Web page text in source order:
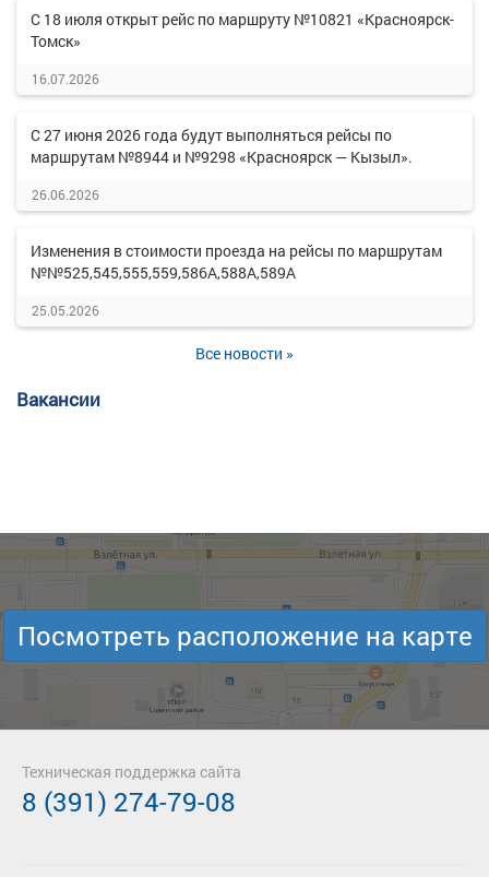
С 18 июля открыт рейс по маршруту №10821 «Красноярск-
Томск»
16.07.2026
С 27 июня 2026 года будут выполняться рейсы по
маршрутам №8944 и №9298 «Красноярск — Кызыл».
26.06.2026
Изменения в стоимости проезда на рейсы по маршрутам
№№525,545,555,559,586А,588А,589А
25.05.2026
Все новости »
Вакансии
Посмотреть расположение на карте
Техническая поддержка сайта
8 (391) 274-79-08